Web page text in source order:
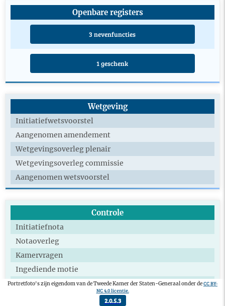
Openbare registers
3 nevenfuncties
1 geschenk
Wetgeving
Initiatiefwetsvoorstel
Aangenomen amendement
Wetgevingsoverleg plenair
Wetgevingsoverleg commissie
Aangenomen wetsvoorstel
Controle
Initiatiefnota
Notaoverleg
Kamervragen
Ingediende motie
Aangenomen motie
Portretfoto's zijn eigendom van de Tweede Kamer der Staten-Generaal onder deCC BY-
NC 4.0 licentie.
2.0.5.3